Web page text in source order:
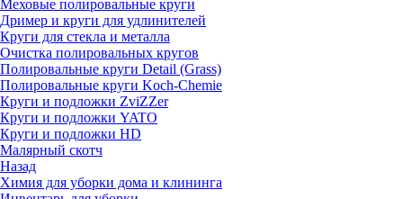
Меховые полировальные круги
Дример и круги для удлинителей
Круги для стекла и металла
Очистка полировальных кругов
Полировальные круги Detail (Grass)
Полировальные круги Koch-Chemie
Круги и подложки ZviZZer
Круги и подложки YATO
Круги и подложки HD
Малярный скотч
Назад
Химия для уборки дома и клининга